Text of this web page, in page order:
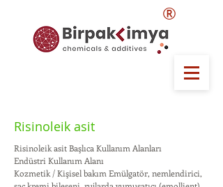
®
Risinoleik asit
Risinoleik asit Başlıca Kullanım Alanları
Endüstri Kullanım Alanı
Kozmetik / Kişisel bakım Emülgatör, nemlendirici,